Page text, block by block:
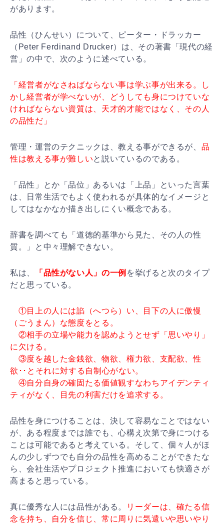
があ ります。
品性（ひんせい）について、ピーター・ドラッカー
（Peter Ferdinand Drucker）は、その著書「現代の経
営」の中で、次のように述べている。
「経営者がなさねばならない事は学ぶ事が出来る。し
かし経営者が学べないが、どうしても身につけていな
ければな らない資質は、天才的才能ではなく、その人
の品性だ」
管理・運営のテクニックは、教える事ができるが、 品
性は教える事が難しいと説いているのである。
「品性」とか「品位」あるいは「上品」といった言葉
は、
日常生活でもよく使われるが具体的なイメージと
してはなかなか描き出しにくい概念である。
辞書を調べても「道徳的基準から見た、その人の性
質。」
と中々理解できない。
私は、 「品性がない人」の一例 を挙げると次のタイプ
だと思っている。
①目上の人には諂（へつら）い、目下の人に傲慢
（ごう まん）な態度をとる。
②相手の立場や能力を認めようとせず「思いやり」
に欠ける。
③度を越した金銭欲、物欲、権力欲、支配欲、性
欲･･ とそれに対する自制心がない。
④自分自身の確固たる価値観すなわちアイデンティ
ティ がなく、目先の利害だけを追求する。
品性を身につけることは、決して容易なことではない
が、 ある程度までは誰でも、心構え次第で身につける
ことは可能であると考えている。そして、個々人がほ
んの少しずつでも自分の品性を高めることができたな
ら、会社生活やプロジェクト推進においても快適さが
高まると思っている。
真に優秀な人には品性がある。
リーダーは、確たる信
念を持ち、自分を信じ、常に周りに気遣いや思いやり